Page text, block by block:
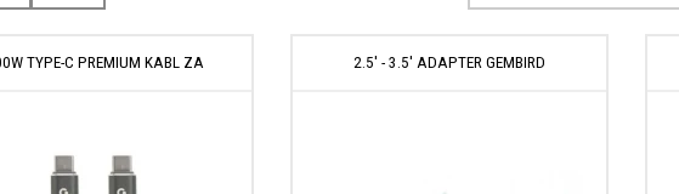
TYPE-C PREMIUM KABL ZA 2.5' - 3.5' ADAPTER GEMBIRD